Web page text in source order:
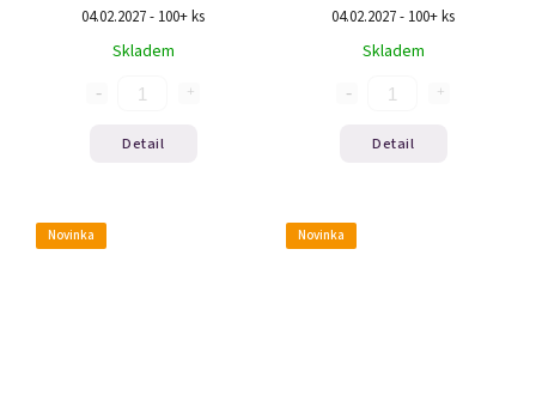
04.02.2027 - 100+ ks
Skladem
Detail
04.02.2027 - 100+ ks
Skladem
Detail
Novinka Novinka